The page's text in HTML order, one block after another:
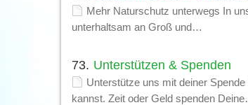
Mehr Naturschutz unterwegs In
unterhaltsam an Groß und…
73. Unterstützen & Spenden
Unterstütze uns mit deiner
kannst. Zeit oder Geld spenden